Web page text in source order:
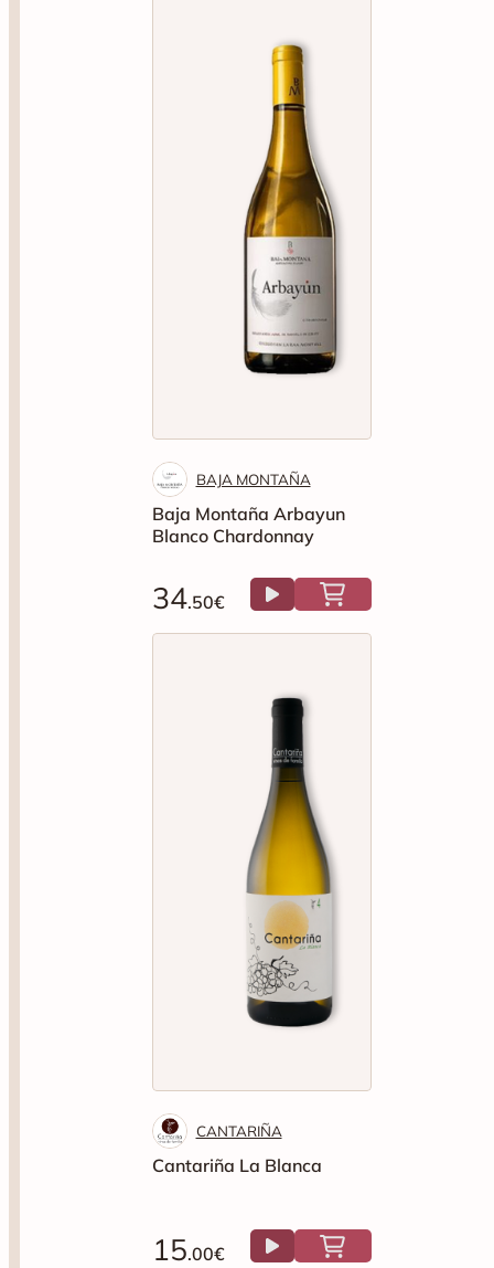
BAJA MONTAÑA
Baja Montaña Arbayun
Blanco Chardonnay
34.50€
CANTARIÑA
Cantariña La Blanca
15.00€